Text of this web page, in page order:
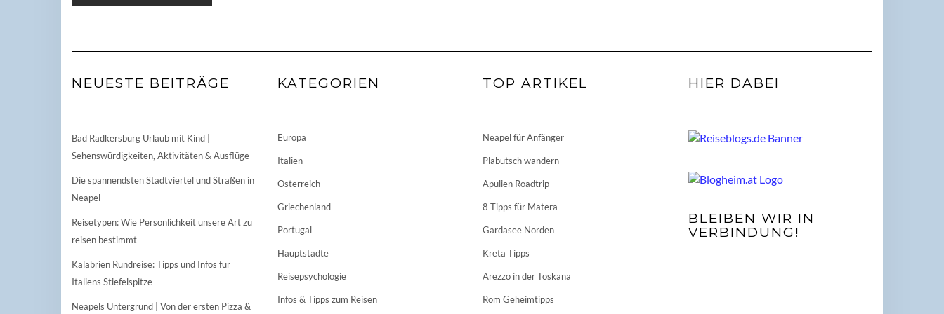
NEUESTE BEITRÄGE
Bad Radkersburg Urlaub mit Kind |
Sehenswürdigkeiten, Aktivitäten & Ausflüge
Die spannendsten Stadtviertel und Straßen in
Neapel
Reisetypen: Wie Persönlichkeit unsere Art zu
reisen bestimmt
Kalabrien Rundreise: Tipps und Infos für
Italiens Stiefelspitze
Neapels Untergrund | Von der ersten Pizza &
KATEGORIEN
Europa
Italien
Österreich
Griechenland
Portugal
Hauptstädte
Reisepsychologie
Infos & Tipps zum Reisen
TOP ARTIKEL
Neapel für Anfänger
Plabutsch wandern
Apulien Roadtrip
8 Tipps für Matera
Gardasee Norden
Kreta Tipps
Arezzo in der Toskana
Rom Geheimtipps
HIER DABEI
BLEIBEN WIR IN
VERBINDUNG!